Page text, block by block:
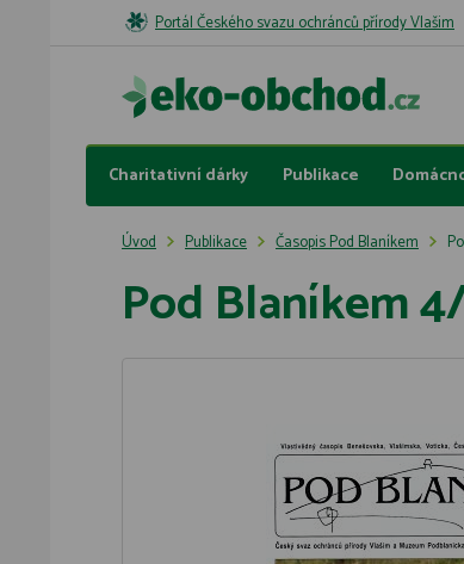
Portál Českého svazu ochránců přírody Vlašim
Charitativní dárky Publikace
Úvod Publikace Časopis Pod Blaníkem
Pod Blaníkem